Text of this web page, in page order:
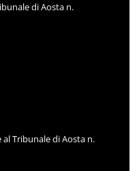
di Aosta n.
Tribunale di Aosta n.